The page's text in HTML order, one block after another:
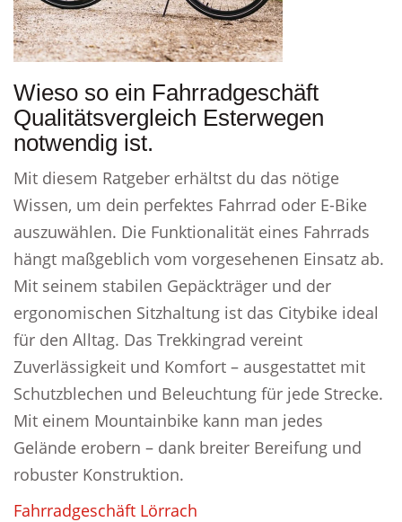
Wieso so ein Fahrradgeschäft
Qualitätsvergleich Esterwegen
notwendig ist.
Mit diesem Ratgeber erhältst du das nötige
Wissen, um dein perfektes Fahrrad oder E-Bike
auszuwählen. Die Funktionalität eines Fahrrads
hängt maßgeblich vom vorgesehenen Einsatz ab.
Mit seinem stabilen Gepäckträger und der
ergonomischen Sitzhaltung ist das Citybike ideal
für den Alltag. Das Trekkingrad vereint
Zuverlässigkeit und Komfort – ausgestattet mit
Schutzblechen und Beleuchtung für jede Strecke.
Mit einem Mountainbike kann man jedes
Gelände erobern – dank breiter Bereifung und
robuster Konstruktion.
Fahrradgeschäft Lörrach